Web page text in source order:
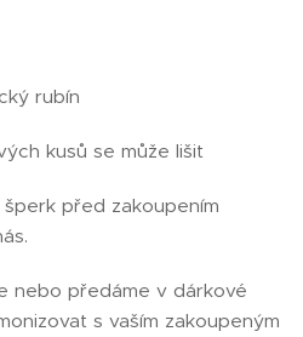
rubín
kusů se může lišit
před zakoupením
nebo předáme v dárkové
s vaším zakoupeným